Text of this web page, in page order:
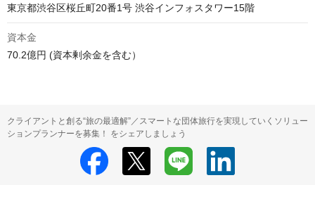
資本金
70.2億円 (資本剰余金を含む）
クライアントと創る“旅の最適解”／スマートな団体旅行を実現していくソリュー
ションプランナーを募集！ をシェアしましょう